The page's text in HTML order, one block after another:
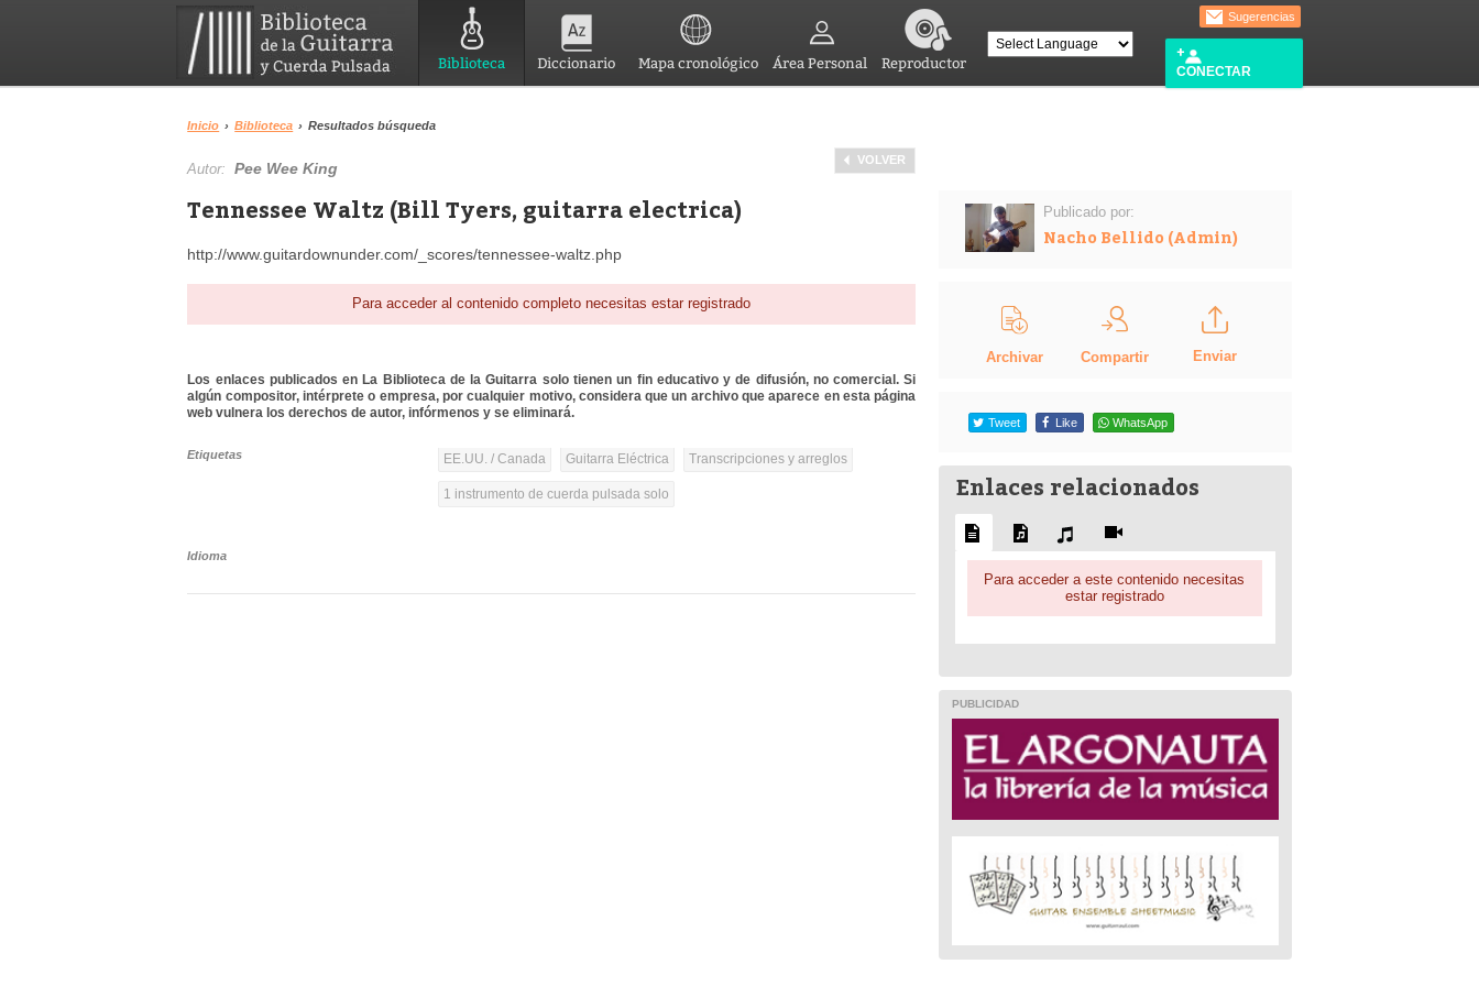
Biblioteca Diccionario Mapa cronológico Área Personal Reproductor
Sugerencias
CONECTAR
Inicio › Biblioteca › Resultados búsqueda
VOLVER
Autor:Pee Wee King
Tennessee Waltz (Bill Tyers, guitarra electrica)
http://www.guitardownunder.com/_scores/tennessee-waltz.php
Para acceder al contenido completo necesitas estar registrado
Los enlaces publicados en La Biblioteca de la Guitarra solo tienen un fin educativo y de difusión, no comercial. Si
algún compositor, intérprete o empresa, por cualquier motivo, considera que un archivo que aparece en esta página
web vulnera los derechos de autor, infórmenos y se eliminará.
Etiquetas EE.UU. / Canada Guitarra Eléctrica Transcripciones y arreglos
1 instrumento de cuerda pulsada solo
Idioma
Publicado por:
Nacho Bellido (Admin)
Archivar Compartir Enviar
Tweet Like WhatsApp
Enlaces relacionados
Para acceder a este contenido necesitas
estar registrado
PUBLICIDAD